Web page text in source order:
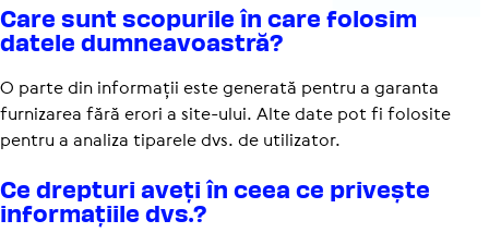
Care sunt scopurile în care folosim
datele dumne­a­voastră?
O parte din informații este generată pentru a garanta
furnizarea fără erori a site-ului. Alte date pot fi folosite
pentru a analiza tiparele dvs. de utilizator.
Ce drepturi aveți în ceea ce privește
infor­ma­țiile dvs.?